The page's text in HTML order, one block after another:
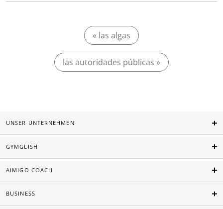
« las algas
las autoridades públicas »
UNSER UNTERNEHMEN
GYMGLISH
AIMIGO COACH
BUSINESS